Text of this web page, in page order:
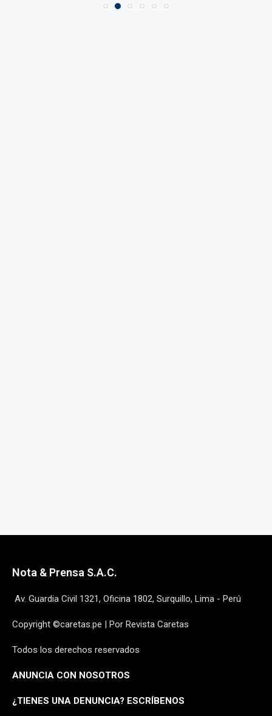
Nota & Prensa S.A.C.
Av. Guardia Civil 1321, Oficina 1802, Surquillo, Lima - Perú
Copyright ©caretas.pe | Por Revista Caretas
Todos los derechos reservados
ANUNCIA CON NOSOTROS
¿TIENES UNA DENUNCIA? ESCRÍBENOS